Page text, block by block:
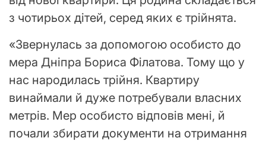
з чотирьох дітей, серед яких є трійнята.
«Звернулась за допомогою особисто до
мера Дніпра Бориса Філатова. Тому що у
нас народилась трійня. Квартиру
винаймали й дуже потребували власних
метрів. Мер особисто відповів мені, й
почали збирати документи на отримання